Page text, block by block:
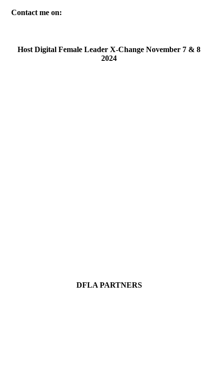
Contact me on:
Host Digital Female Leader X-Change November 7 & 8
2024
DFLA PARTNERS